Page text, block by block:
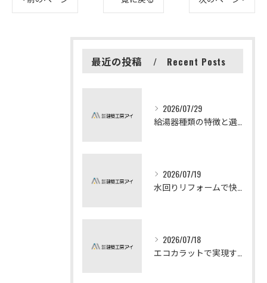
最近の投稿 Recent Posts
2026/07/29
2026/07/19
2026/07/18